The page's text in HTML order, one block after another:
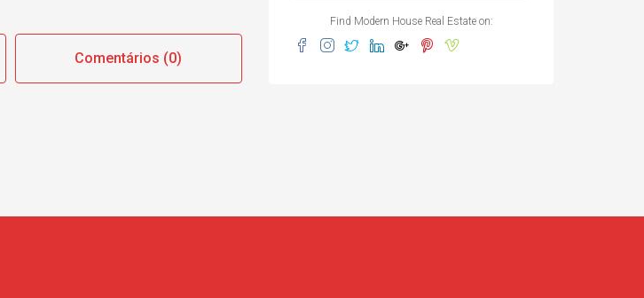
Comentários (0)
Find Modern House Real Estate on: